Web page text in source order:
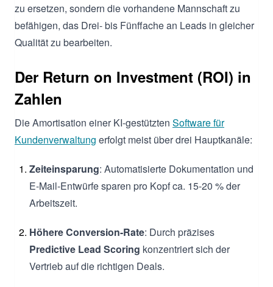
zu ersetzen, sondern die vorhandene Mannschaft zu
befähigen, das Drei- bis Fünffache an Leads in gleicher
Qualität zu bearbeiten.
Der Return on Investment (ROI) in
Zahlen
Die Amortisation einer KI-gestützten Software für
Kundenverwaltung erfolgt meist über drei Hauptkanäle:
Zeiteinsparung: Automatisierte Dokumentation und
E-Mail-Entwürfe sparen pro Kopf ca. 15-20 % der
Arbeitszeit.
Höhere Conversion-Rate: Durch präzises
Predictive Lead Scoring konzentriert sich der
Vertrieb auf die richtigen Deals.